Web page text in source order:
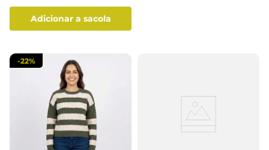
adicionar a sacola
-22%